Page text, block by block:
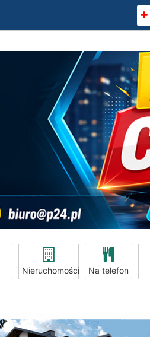
Nieruchomości Na telefon